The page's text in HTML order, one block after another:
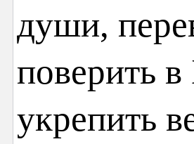
души,
поверить
укрепить